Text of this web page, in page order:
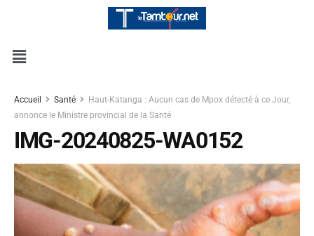
Accueil Santé
Haut-Katanga : Aucun cas de Mpox détecté à ce Jour,
annonce le Ministre provincial de la Santé
IMG-20240825-WA0152